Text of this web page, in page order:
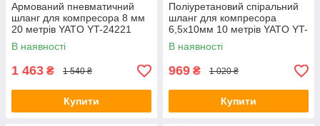
Армований пневматичний
шланг для компресора 8 мм
20 метрів YATO YT-24221
В наявності
1 463 ₴ 1 540 ₴
Купити
Поліуретановий спіральний
шланг для компресора
6,5х10мм 10 метрів YATO YT-
24205
В наявності
969 ₴ 1 020 ₴
Купити